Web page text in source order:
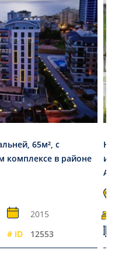
65м², с
комплексе в районе
2015
# ID 12553